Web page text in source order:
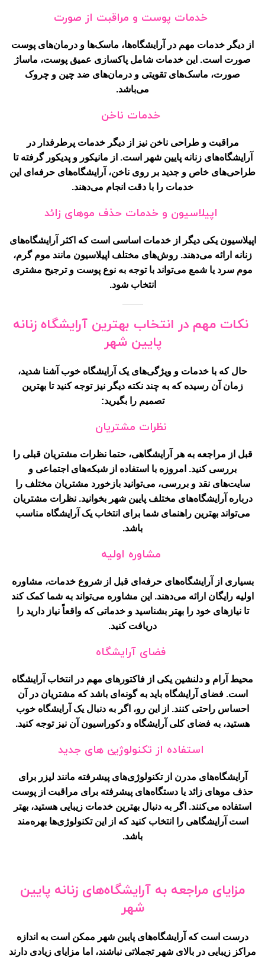
خدمات پوست و مراقبت از صورت
از دیگر خدمات مهم در آرایشگاه‌ها، ماسک‌ها و درمان‌های پوست
صورت است. این خدمات شامل پاکسازی عمیق پوست، ماساژ
صورت، ماسک‌های تقویتی و درمان‌های ضد چین و چروک
می‌باشد.
خدمات ناخن
مراقبت و طراحی ناخن نیز از دیگر خدمات پرطرفدار در
آرایشگاه‌های زنانه پایین شهر است. از مانیکور و پدیکور گرفته تا
طراحی‌های خاص و جدید بر روی ناخن، آرایشگاه‌های حرفه‌ای این
خدمات را با دقت انجام می‌دهند.
اپیلاسیون و خدمات حذف موهای زائد
اپیلاسیون یکی دیگر از خدمات اساسی است که اکثر آرایشگاه‌های
زنانه ارائه می‌دهند. روش‌های مختلف اپیلاسیون مانند موم گرم،
موم سرد یا شمع می‌تواند با توجه به نوع پوست و ترجیح مشتری
انتخاب شود.
نکات مهم در انتخاب بهترین آرایشگاه زنانه
پایین شهر
حال که با خدمات و ویژگی‌های یک آرایشگاه خوب آشنا شدید،
زمان آن رسیده که به چند نکته دیگر نیز توجه کنید تا بهترین
تصمیم را بگیرید:
نظرات مشتریان
قبل از مراجعه به هر آرایشگاهی، حتما نظرات مشتریان قبلی را
بررسی کنید. امروزه با استفاده از شبکه‌های اجتماعی و
سایت‌های نقد و بررسی، می‌توانید بازخورد مشتریان مختلف را
درباره آرایشگاه‌های مختلف پایین شهر بخوانید. نظرات مشتریان
می‌تواند بهترین راهنمای شما برای انتخاب یک آرایشگاه مناسب
باشد.
مشاوره اولیه
بسیاری از آرایشگاه‌های حرفه‌ای قبل از شروع خدمات، مشاوره
اولیه رایگان ارائه می‌دهند. این مشاوره می‌تواند به شما کمک کند
تا نیازهای خود را بهتر بشناسید و خدماتی که واقعاً نیاز دارید را
دریافت کنید.
فضای آرایشگاه
محیط آرام و دلنشین یکی از فاکتورهای مهم در انتخاب آرایشگاه
است. فضای آرایشگاه باید به گونه‌ای باشد که مشتریان در آن
احساس راحتی کنند. از این رو، اگر به دنبال یک آرایشگاه خوب
هستید، به فضای کلی آرایشگاه و دکوراسیون آن نیز توجه کنید.
استفاده از تکنولوژیئ های جدید
آرایشگاه‌های مدرن از تکنولوژی‌های پیشرفته مانند لیزر برای
حذف موهای زائد یا دستگاه‌های پیشرفته برای مراقبت از پوست
استفاده می‌کنند. اگر به دنبال بهترین خدمات زیبایی هستید، بهتر
است آرایشگاهی را انتخاب کنید که از این تکنولوژی‌ها بهره‌مند
باشد.
مزایای مراجعه به آرایشگاه‌های زنانه پایین
شهر
درست است که آرایشگاه‌های پایین شهر ممکن است به اندازه
مراکز زیبایی در بالای شهر تجملاتی نباشند، اما مزایای زیادی دارند